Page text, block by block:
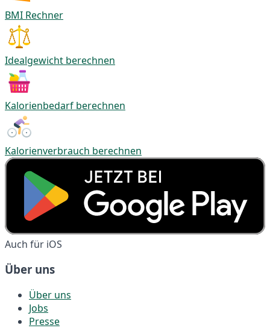
BMI Rechner
Idealgewicht berechnen
Kalorienbedarf berechnen
Kalorienverbrauch berechnen
Auch für iOS
Über uns
Über uns
Jobs
Presse